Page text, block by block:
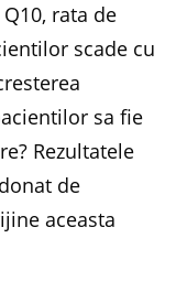
rata de
scade cu
sa fie
Rezultatele
de
aceasta